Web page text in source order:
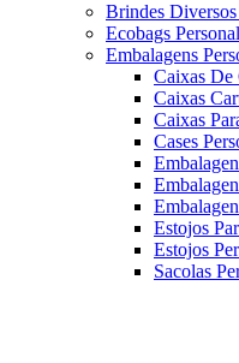
Brindes Diversos
Ecobags
Embalagens
Caixas De
Caixas
Caixas
Cases
Estojos
Estojos
Sacolas